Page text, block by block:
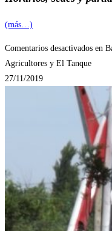
(más…)
Comentarios desactivados en
Agricultores y El Tanque
27/11/2019